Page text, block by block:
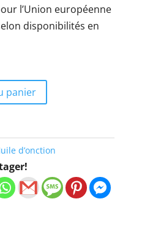
l’Union européenne
disponibilités en
panier
d’onction